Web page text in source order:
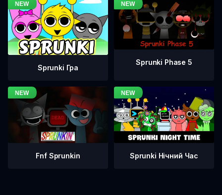
Sprunki Гра
Sprunki Phase 5
Fnf Sprunkin Sprunki Нічний Час